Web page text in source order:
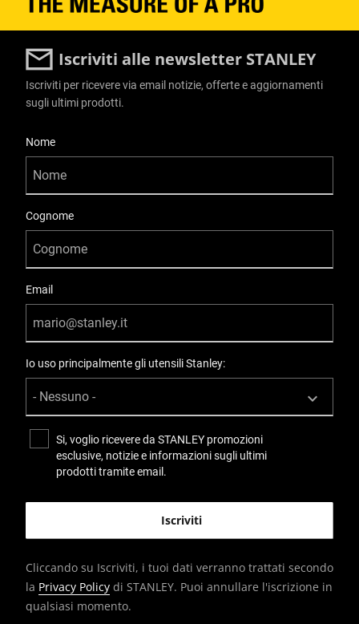
Iscriviti alle newsletter STANLEY
Iscriviti per ricevere via email notizie, offerte e aggiornamenti
sugli ultimi prodotti.
Nome
Cognome
Email
Io uso principalmente gli utensili Stanley:
Si, voglio ricevere da STANLEY promozioni
esclusive, notizie e informazioni sugli ultimi
prodotti tramite email.
Cliccando su Iscriviti, i tuoi dati verranno trattati secondo
la Privacy Policy di STANLEY. Puoi annullare l'iscrizione in
qualsiasi momento.